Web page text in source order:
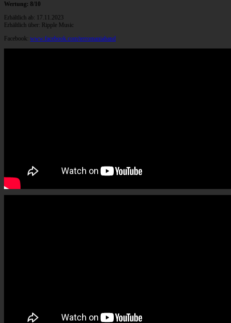
Wertung: 8/10
Erhältlich ab: 17.11.2023
Erhältlich über: Ripple Music
Facebook: www.facebook.com/terromaniaband